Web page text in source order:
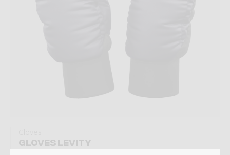
GLOVES LEVITY